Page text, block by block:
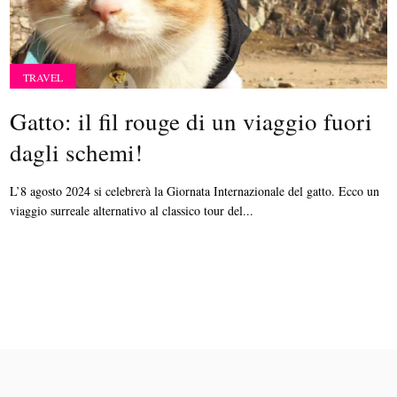
TRAVEL
Gatto: il fil rouge di un viaggio fuori
dagli schemi!
L’8 agosto 2024 si celebrerà la Giornata Internazionale del gatto. Ecco un
viaggio surreale alternativo al classico tour del...